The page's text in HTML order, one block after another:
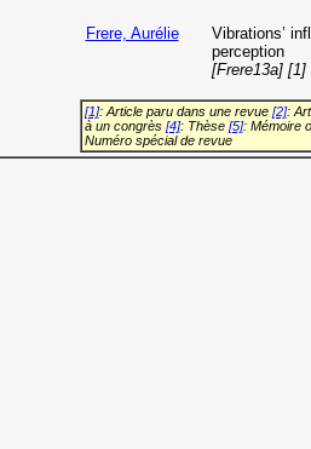
Frere, Aurélie
Vibrations’
perception
[Frere13a] [1]
[1]: Article paru dans une revue [2]:
à un congrès [4]: Thèse [5]: Mémoire
Numéro spécial de revue